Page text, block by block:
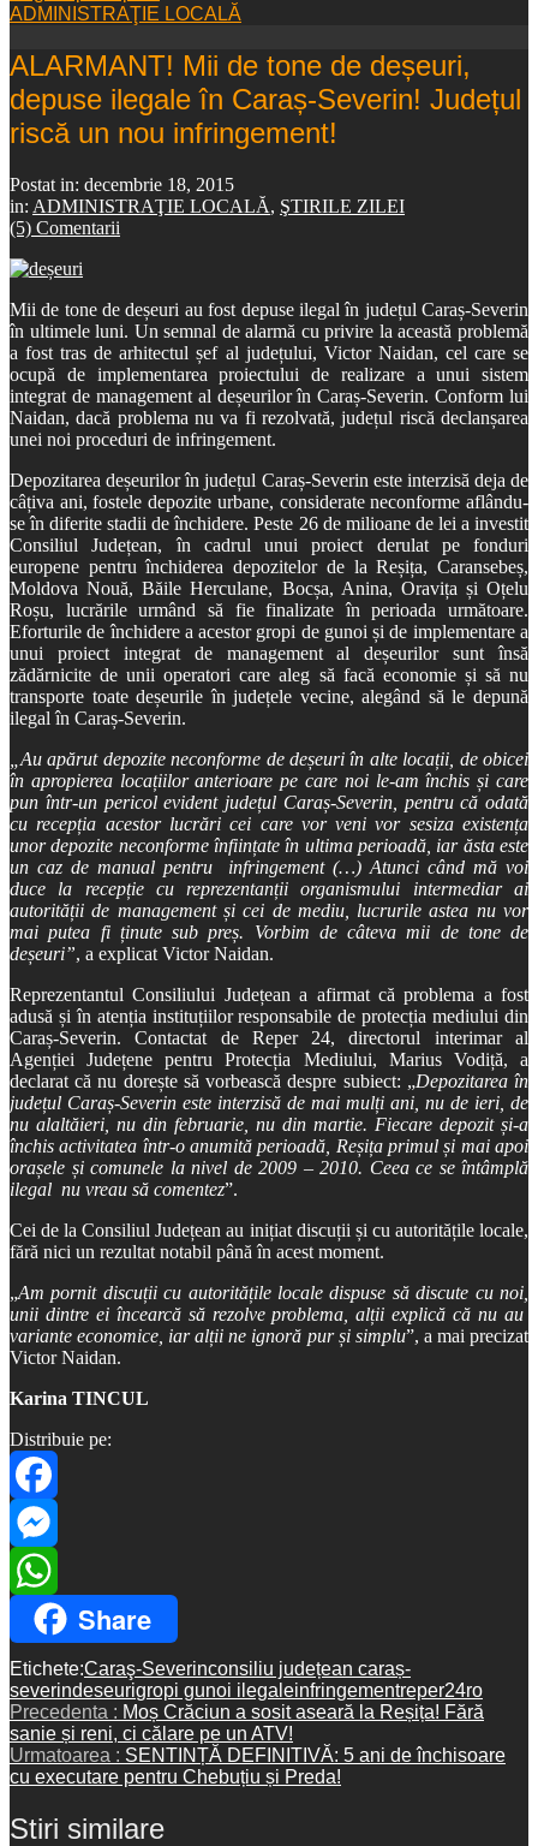
ADMINISTRAŢIE LOCALĂ
ALARMANT! Mii de tone de deșeuri,
depuse ilegale în Caraș-Severin! Județul
riscă un nou infringement!
Postat in: decembrie 18, 2015
in: ADMINISTRAŢIE LOCALĂ, ŞTIRILE ZILEI
(5) Comentarii
Mii de tone de deșeuri au fost depuse ilegal în județul Caraș-Severin
în ultimele luni. Un semnal de alarmă cu privire la această problemă
a fost tras de arhitectul șef al județului, Victor Naidan, cel care se
ocupă de implementarea proiectului de realizare a unui sistem
integrat de management al deșeurilor în Caraș-Severin. Conform lui
Naidan, dacă problema nu va fi rezolvată, județul riscă declanșarea
unei noi proceduri de infringement.
Depozitarea deșeurilor în județul Caraș-Severin este interzisă deja de
câțiva ani, fostele depozite urbane, considerate neconforme aflându-
se în diferite stadii de închidere. Peste 26 de milioane de lei a investit
Consiliul Județean, în cadrul unui proiect derulat pe fonduri
europene pentru închiderea depozitelor de la Reșița, Caransebeș,
Moldova Nouă, Băile Herculane, Bocșa, Anina, Oravița și Oțelu
Roșu, lucrările urmând să fie finalizate în perioada următoare.
Eforturile de închidere a acestor gropi de gunoi și de implementare a
unui proiect integrat de management al deșeurilor sunt însă
zădărnicite de unii operatori care aleg să facă economie și să nu
transporte toate deșeurile în județele vecine, alegând să le depună
ilegal în Caraș-Severin.
„Au apărut depozite neconforme de deșeuri în alte locații, de obicei
în apropierea locațiilor anterioare pe care noi le-am închis și care
pun într-un pericol evident județul Caraș-Severin, pentru că odată
cu recepția acestor lucrări cei care vor veni vor sesiza existența
unor depozite neconforme înființate în ultima perioadă, iar ăsta este
un caz de manual pentru infringement (…) Atunci când mă voi
duce la recepție cu reprezentanții organismului intermediar ai
autorității de management și cei de mediu, lucrurile astea nu vor
mai putea fi ținute sub preș. Vorbim de câteva mii de tone de
deșeuri”, a explicat Victor Naidan.
Reprezentantul Consiliului Județean a afirmat că problema a fost
adusă și în atenția instituțiilor responsabile de protecția mediului din
Caraș-Severin. Contactat de Reper 24, directorul interimar al
Agenției Județene pentru Protecția Mediului, Marius Vodiță, a
declarat că nu dorește să vorbească despre subiect: „Depozitarea în
județul Caraș-Severin este interzisă de mai mulți ani, nu de ieri, de
nu alaltăieri, nu din februarie, nu din martie. Fiecare depozit și-a
închis activitatea într-o anumită perioadă, Reșița primul și mai apoi
orașele și comunele la nivel de 2009 – 2010. Ceea ce se întâmplă
ilegal nu vreau să comentez”.
Cei de la Consiliul Județean au inițiat discuții și cu autoritățile locale,
fără nici un rezultat notabil până în acest moment.
„Am pornit discuții cu autoritățile locale dispuse să discute cu noi,
unii dintre ei încearcă să rezolve problema, alții explică că nu au
variante economice, iar alții ne ignoră pur și simplu”, a mai precizat
Victor Naidan.
Karina TINCUL
Distribuie pe:
Facebook
Messenger
WhatsAppShare
Etichete:Caraş-Severinconsiliu județean caraș-
severindeseurigropi gunoi ilegaleinfringementreper24ro
Precedenta : Moș Crăciun a sosit aseară la Reșița! Fără
sanie și reni, ci călare pe un ATV!
Urmatoarea : SENTINȚĂ DEFINITIVĂ: 5 ani de închisoare
cu executare pentru Chebuțiu și Preda!
Stiri similare